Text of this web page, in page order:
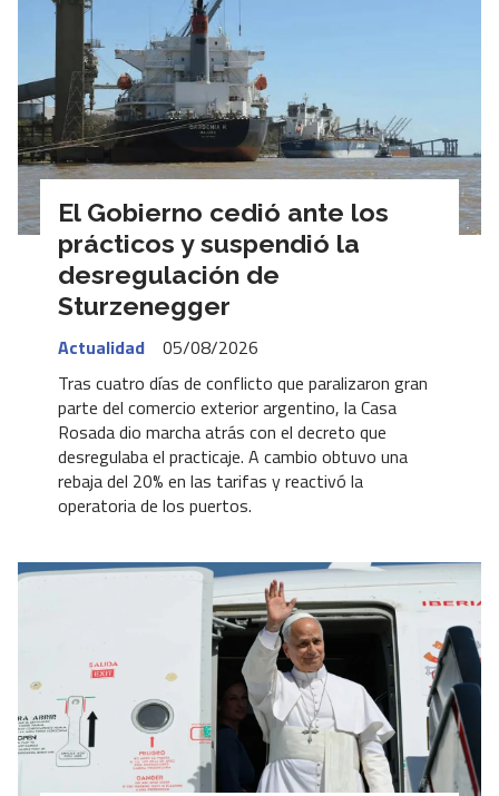
El Gobierno cedió ante los
prácticos y suspendió la
desregulación de
Sturzenegger
Actualidad
05/08/2026
Tras cuatro días de conflicto que paralizaron gran
parte del comercio exterior argentino, la Casa
Rosada dio marcha atrás con el decreto que
desregulaba el practicaje. A cambio obtuvo una
rebaja del 20% en las tarifas y reactivó la
operatoria de los puertos.